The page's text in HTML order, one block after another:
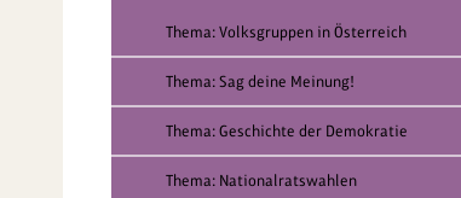
Thema: Volksgruppen in Österreich
Thema: Sag deine Meinung!
Thema: Geschichte der Demokratie
Thema: Nationalratswahlen